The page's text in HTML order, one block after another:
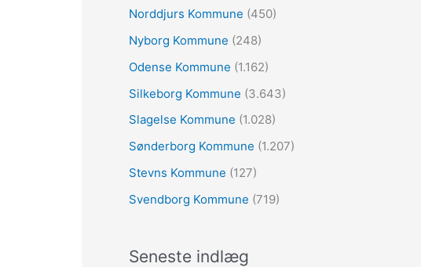
Norddjurs Kommune (450)
Nyborg Kommune (248)
Odense Kommune (1.162)
Silkeborg Kommune (3.643)
Slagelse Kommune (1.028)
Sønderborg Kommune (1.207)
Stevns Kommune (127)
Svendborg Kommune (719)
Seneste indlæg